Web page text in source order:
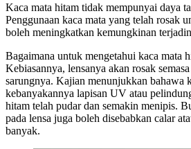
Kaca mata hitam tidak mempunyai daya
Penggunaan kaca mata yang telah rosak
boleh meningkatkan kemungkinan
Bagaimana untuk mengetahui kaca mata
Kebiasannya, lensanya akan rosak
sarungnya. Kajian menunjukkan bahawa
kebanyakannya lapisan UV atau
hitam telah pudar dan semakin menipis.
pada lensa juga boleh disebabkan calar
banyak.